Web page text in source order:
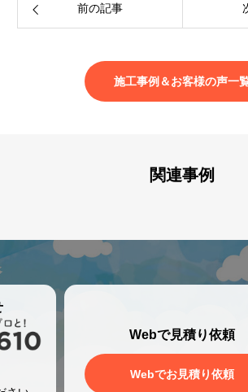
前の記事
施工事例＆お客様の声一
関連事例
Webで見積り依頼
Webでお見積り依頼